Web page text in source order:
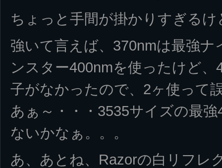
ちょっと手間が掛かりすぎるけ
強いて言えば、370nmは最強
ンスター400nmを使ったけど
子がなかったので、2ヶ使って
あぁ～・・・3535サイズの最
ないかなぁ。。。
あ、あとね、Razorの白リフレ